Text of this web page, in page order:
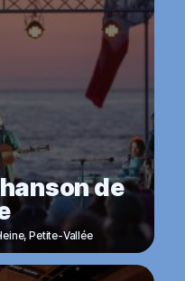
de
, Petite-Vallée